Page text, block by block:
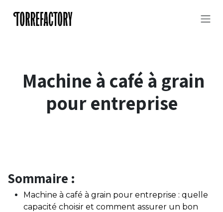
Machine à café à grain
pour entreprise
Sommaire :
Machine à café à grain pour entreprise : quelle
capacité choisir et comment assurer un bon